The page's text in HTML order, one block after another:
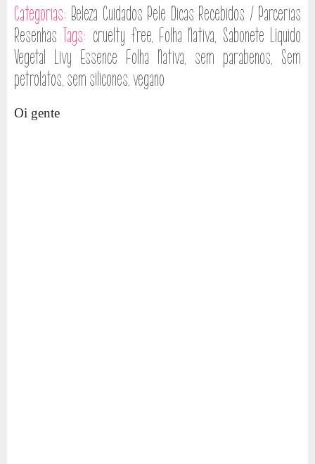
Categorias: Beleza Cuidados Pele Dicas Recebidos / Parcerias
Resenhas Tags: cruelty free, Folha Nativa, Sabonete Líquido
Vegetal Livy Essence Folha Nativa, sem parabenos, Sem
petrolatos, sem silicones,vegano
Oi gente